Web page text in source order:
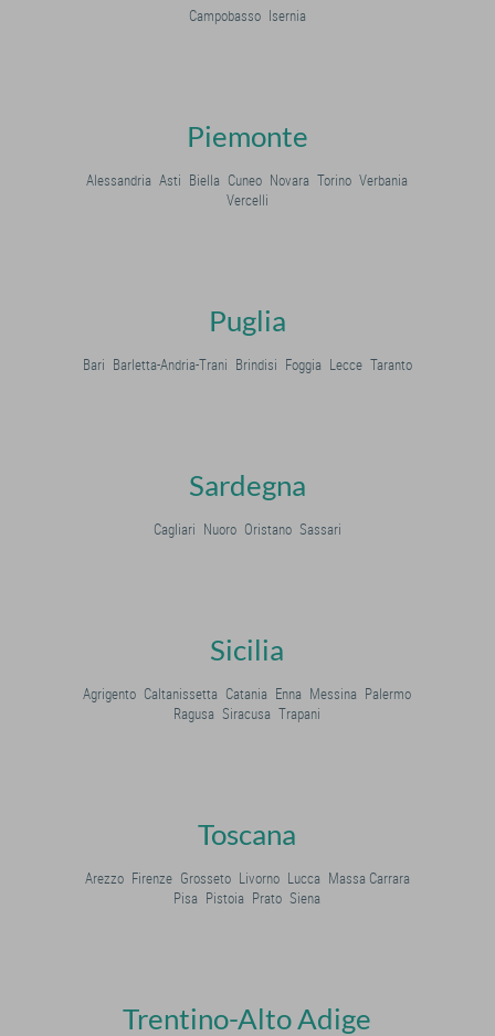
Campobasso Isernia
Piemonte
Alessandria Asti Biella Cuneo Novara Torino Verbania
Vercelli
Puglia
Bari Barletta-Andria-Trani Brindisi Foggia Lecce Taranto
Sardegna
Cagliari Nuoro Oristano Sassari
Sicilia
Agrigento Caltanissetta Catania Enna Messina Palermo
Ragusa Siracusa Trapani
Toscana
Arezzo Firenze Grosseto Livorno Lucca Massa Carrara
Pisa Pistoia Prato Siena
Trentino-Alto Adige